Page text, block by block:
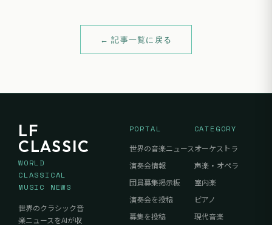
← 記事一覧に戻る
LF
CLASSIC
WORLD
CLASSICAL
MUSIC NEWS
世界のクラシック音
楽ニュースをAIが収
PORTAL
世界の音楽ニュース
演奏会情報
団員募集掲示板
演奏会を投稿
募集を投稿
CATEGORY
オーケストラ
声楽・オペラ
室内楽
ピアノ
現代音楽